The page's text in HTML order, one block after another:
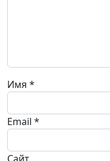
Имя *
Email *